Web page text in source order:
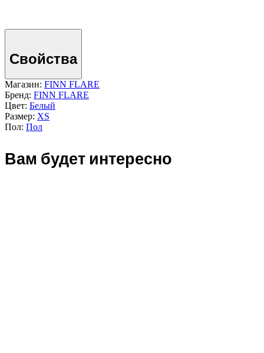
Свойства
Магазин: FINN FLARE
Бренд: FINN FLARE
Цвет: Белый
Размер: XS
Пол: Пол
Вам будет интересно